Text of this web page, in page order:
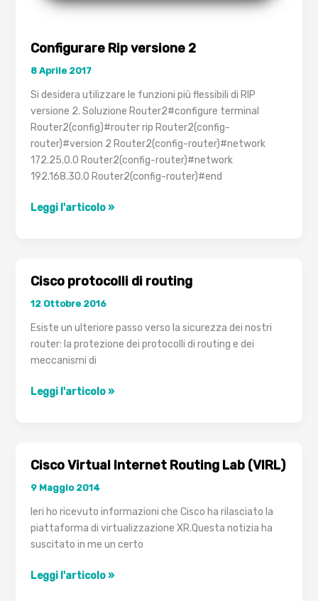
Configurare Rip versione 2
8 Aprile 2017
Si desidera utilizzare le funzioni più flessibili di RIP
versione 2. Soluzione Router2#configure terminal
Router2(config)#router rip Router2(config-
router)#version 2 Router2(config-router)#network
172.25.0.0 Router2(config-router)#network
192.168.30.0 Router2(config-router)#end
Configurare
Leggi l'articolo »
Cisco protocolli di routing
12 Ottobre 2016
Esiste un ulteriore passo verso la sicurezza dei nostri
router: la protezione dei protocolli di routing e dei
meccanismi di
Cisco
Leggi l'articolo »
Cisco Virtual Internet Routing Lab (VIRL)
9 Maggio 2014
Ieri ho ricevuto informazioni che Cisco ha rilasciato la
piattaforma di virtualizzazione XR.Questa notizia ha
suscitato in me un certo
Cisco
Leggi l'articolo »